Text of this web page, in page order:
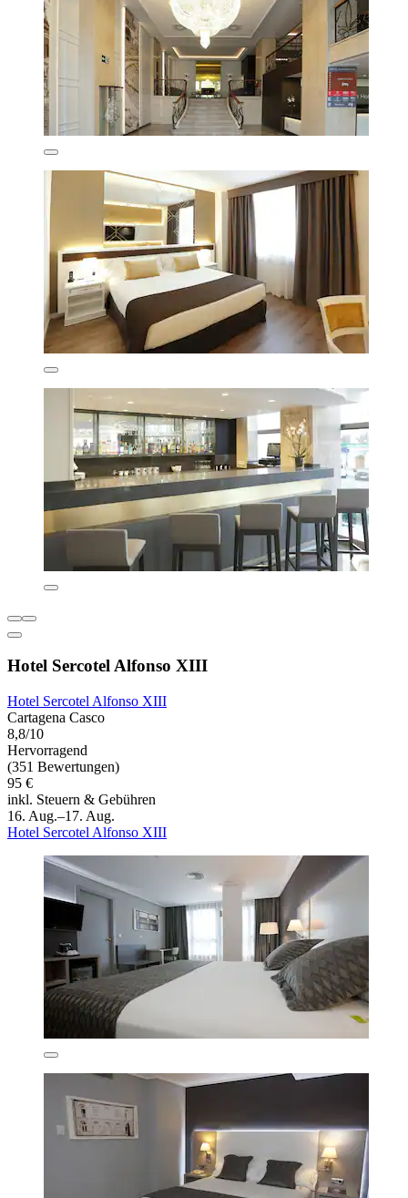
Hotel Sercotel Alfonso XIII
Hotel Sercotel Alfonso XIII
Cartagena Casco
8,8/10
Hervorragend
(351 Bewertungen)
95 €
inkl. Steuern & Gebühren
16. Aug.–17. Aug.
Hotel Sercotel Alfonso XIII